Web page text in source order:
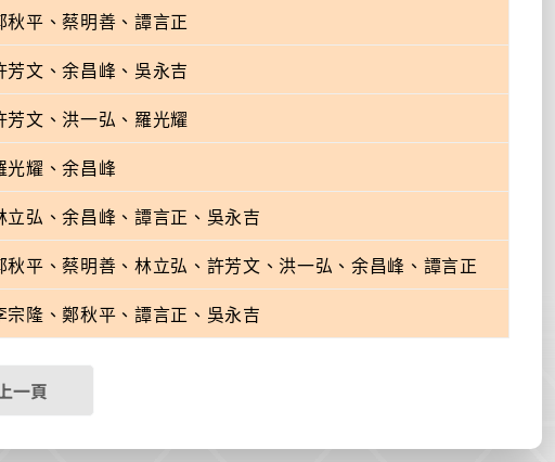
秋平、蔡明善、譚言正
芳文、余昌峰、吳永吉
芳文、洪一弘、羅光耀
光耀、余昌峰
立弘、余昌峰、譚言正、吳永吉
秋平、蔡明善、林立弘、許芳文、洪一弘、余昌峰、譚言正
宗隆、鄭秋平、譚言正、吳永吉
一頁